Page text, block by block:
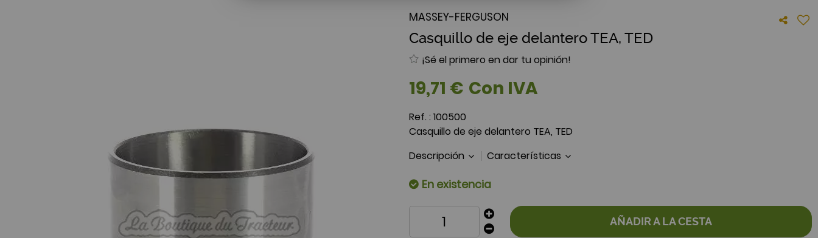
MASSEY-FERGUSON
Casquillo de eje delantero TEA, TED
¡Sé el primero en dar tu opinión!
19,71 € Con IVA
Ref. : 100500
Casquillo de eje delantero TEA, TED
Descripción
Características
En existencia
AÑADIR A LA CESTA